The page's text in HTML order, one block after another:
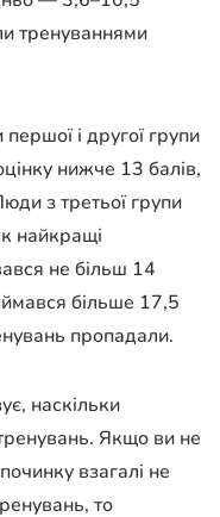
тренуваннями
і другої групи
нижче 13 балів,
з третьої групи
найкращі
не більш 14
більше 17,5
пропадали.
наскільки
Якщо ви не
взагалі не
то